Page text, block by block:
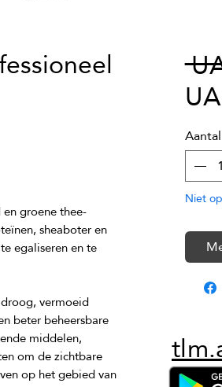
groene thee-
sheaboter en
egaliseren en te
vermoeid
beter beheersbare
middelen,
om de zichtbare
op het gebied van
Aantal
Niet